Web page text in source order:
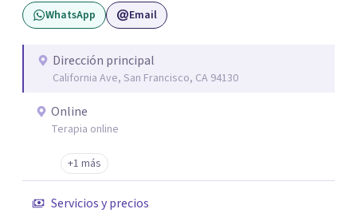
WhatsApp Email
Dirección principal
California Ave, San Francisco, CA 94130
Online
Terapia online
+1 más
Servicios y precios